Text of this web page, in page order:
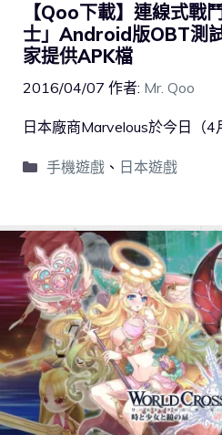
【Qoo下載】連線式戰
士」Android版OBT測
家提供APK檔
2016/04/07 作者: Mr. Qoo
日本廠商Marvelous於今日（4
手機遊戲、 日本遊戲